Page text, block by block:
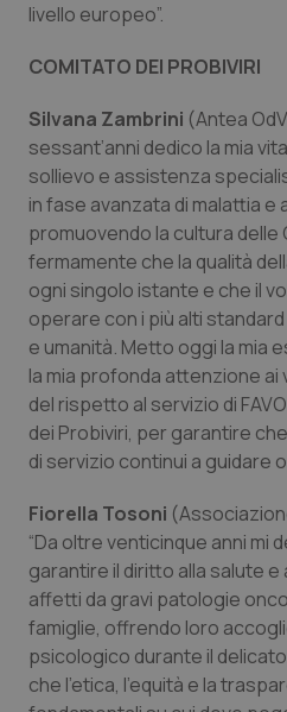
livello europeo”.
COMITATO DEI PROBIVIRI
Silvana Zambrini (Antea
sessant’anni dedico la mia
sollievo e assistenza
in fase avanzata di malattia e
promuovendo la cultura delle
fermamente che la qualità
ogni singolo istante e che il
operare con i più alti
e umanità. Metto oggi la mia
la mia profonda attenzione
del rispetto al servizio di
dei Probiviri, per garantire
di servizio continui a guidare
Fiorella Tosoni
“Da oltre venticinque anni mi
garantire il diritto alla salute e
affetti da gravi patologie
famiglie, offrendo loro
psicologico durante il
che l’etica, l’equità e la
_ga_KM60CM4NPH
_ga_0VMQEQKQ1N
VISITOR_INFO1_LIVE